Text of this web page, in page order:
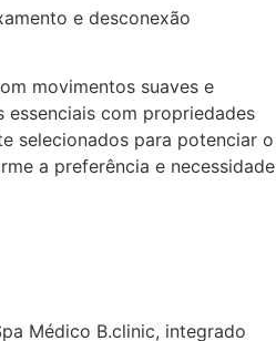
e desconexão
movimentos suaves e
com propriedades
selecionados para potenciar o
a preferência e necessidade
Médico B.clinic, integrado